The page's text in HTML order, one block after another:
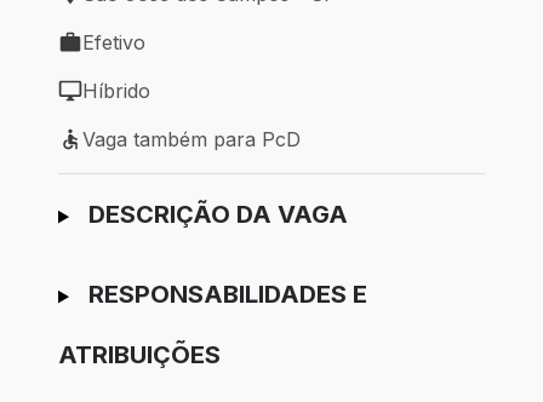
Local de trabalho: São José dos Campos - SP
Tipo de vaga: Efetivo
Efetivo
Modelo de trabalho: Híbrido
Híbrido
Vaga também para PcD
Vaga também para PcD
Ir para candidatura
DESCRIÇÃO DA VAGA
RESPONSABILIDADES E
ATRIBUIÇÕES